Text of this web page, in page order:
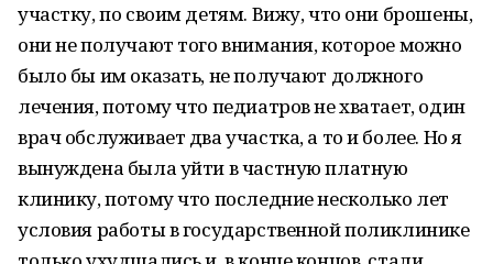
участку, по своим детям. Вижу, что они брошены,
они не получают того внимания, которое можно
было бы им оказать, не получают должного
лечения, потому что педиатров не хватает, один
врач обслуживает два участка, а то и более. Но я
вынуждена была уйти в частную платную
клинику, потому что последние несколько лет
условия работы в государственной поликлинике